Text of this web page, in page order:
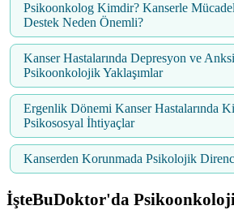
Psikoonkolog Kimdir? Kanserle
Destek Neden Önemli?
Kanser Hastalarında Depresyon ve
Psikoonkolojik Yaklaşımlar
Ergenlik Dönemi Kanser Hastalarında
Psikososyal İhtiyaçlar
Kanserden Korunmada Psikolojik
İşteBuDoktor'da